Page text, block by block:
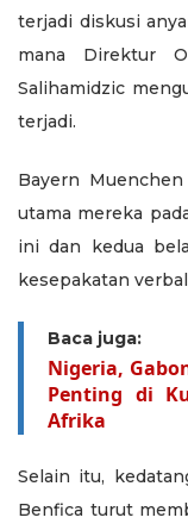
terjadi diskusi
mana Direktur
Salihamidzic
terjadi.
Bayern
utama mereka
ini dan kedua
kesepakatan
Baca juga:
Nigeria,
Penting di
Afrika
Selain itu,
Benfica turut